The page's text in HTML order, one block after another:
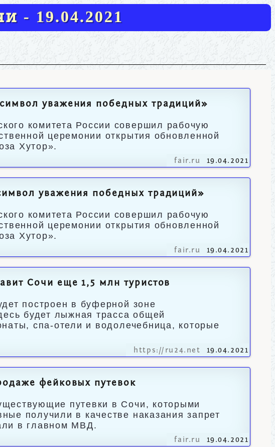
- 19.04.2021
уважения победных традиций»
комитета России совершил рабочую
церемонии открытия обновленной
Хутор».
fair.ru 19.04.2021
уважения победных традиций»
комитета России совершил рабочую
церемонии открытия обновленной
Хутор».
fair.ru 19.04.2021
Сочи еще 1,5 млн туристов
построен в буферной зоне
будет лыжная трасса общей
спа-отели и водолечебница, которые
https://ru24.net 19.04.2021
фейковых путевок
путевки в Сочи, которыми
получили в качестве наказания запрет
в главном МВД.
fair.ru 19.04.2021